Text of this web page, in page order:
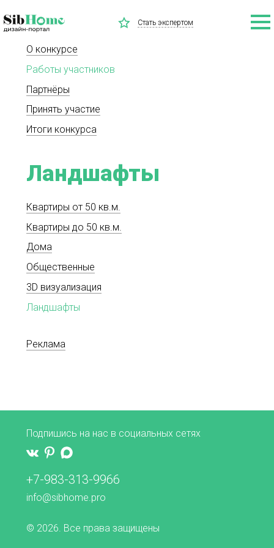
Стать экспертом
О конкурсе
Работы участников
Партнёры
Принять участие
Итоги конкурса
Ландшафты
Квартиры от 50 кв.м.
Квартиры до 50 кв.м.
Дома
Общественные
3D визуализация
Ландшафты
Реклама
Подпишись на нас в социальных сетях
+7-983-313-9966
info@sibhome.pro
© 2026. Все права защищены